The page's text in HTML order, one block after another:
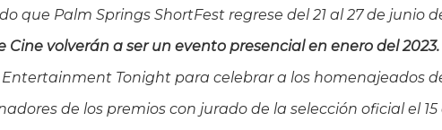
que Palm Springs ShortFest regrese del 21 al 27 de junio
Cine volverán a ser un evento presencial en enero del 2023.
Tonight para celebrar a los homenajeados
de los premios con jurado de la selección oficial el 15